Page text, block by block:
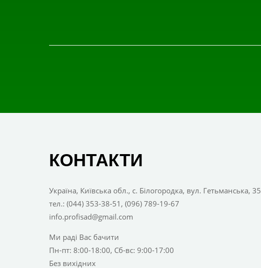
КОНТАКТИ
Україна, Київська обл., с. Білогородка, вул. Гетьманська, 35
тел.: (044) 353-38-51, (096) 789-19-67
info.profisad@gmail.com
Ми раді Вас бачити
Пн-пт: 8:00-18:00, Сб-вс: 9:00-17:00
Без вихідних